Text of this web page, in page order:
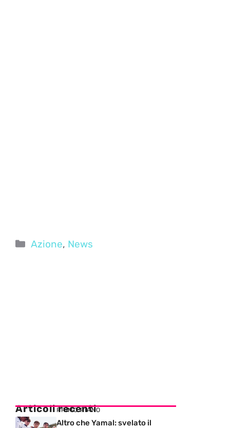
Categorie
Azione, News
Articoli recenti
PRIMO PIANO
Altro che Yamal: svelato il